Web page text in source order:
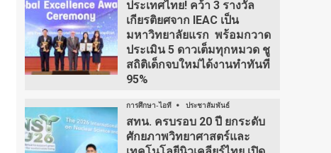
ประเทศไทย! คว้า 3 รางวัล
เกียรติยศจาก IEAC เป็น
มหาวิทยาลัยแรก พร้อมกวาด
ประเมิน 5 ดาวเต็มทุกหมวด ชู
สถิติเด็กจบใหม่ได้งานทำทันที
95%
การศึกษา-ไอที ประชาสัมพันธ์
สทน. ครบรอบ 20 ปี ยกระดับ
ศักยภาพวิทยาศาสตร์และ